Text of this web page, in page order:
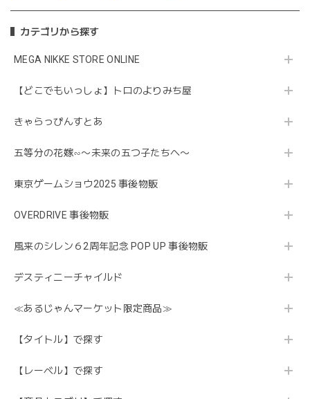
カテゴリから探す
MEGA NIKKE STORE ONLINE
【どこでもいっしょ】トロのよりみち屋
きゃらっぴんすとあ
五等分の花嫁∽〜未来の五つ子たちへ〜
東京ゲームショウ2025 事後物販
OVERDRIVE 事後物販
風来のシレン６2周年記念 POP UP 事後物販
デスティニーチャイルド
≪あるじゃんマーケット限定商品≫
【タイトル】で探す
【レーベル】で探す